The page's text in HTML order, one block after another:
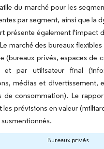
du marché pour les
par segment, ainsi que la
présente également l'impact
marché des bureaux
(bureaux privés, espaces de
et par utilisateur final
médias et divertissement,
de consommation). Le
les prévisions en valeur
Bureaux privés